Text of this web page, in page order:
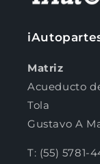
Matriz
Acueducto
Tola
Gustavo A
T: (55) 5781-